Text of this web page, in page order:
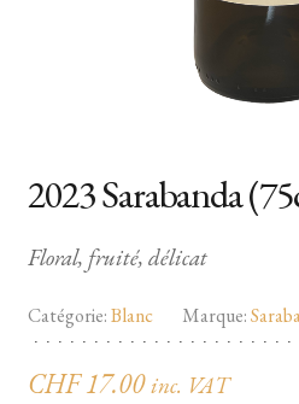
2023 Sarabanda
Floral, fruité, délicat
Catégorie:Blanc Marque:
CHF17.00 inc. VAT